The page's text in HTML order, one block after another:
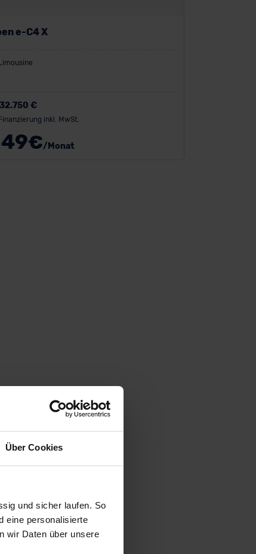
Über Cookies
und sicher laufen. So
eine personalisierte
wir Daten über unsere
e-C4 X
Limousine
32.750 €
inkl. MwSt.
€/Monat